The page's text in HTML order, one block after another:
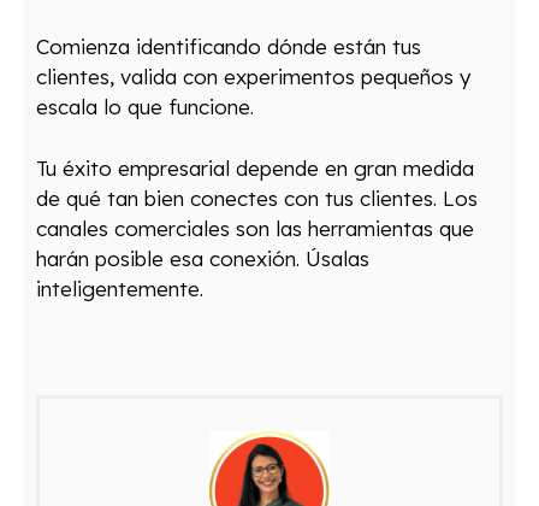
Comienza identificando dónde están tus
clientes, valida con experimentos pequeños y
escala lo que funcione.
Tu éxito empresarial depende en gran medida
de qué tan bien conectes con tus clientes. Los
canales comerciales son las herramientas que
harán posible esa conexión. Úsalas
inteligentemente.